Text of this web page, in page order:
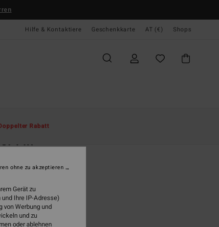
Hilfe & Kontaktiere Geschenkkarte AT (€) Shops
Rabatt
Fill
(9 Bewertungen)
RABATT EXTRA 25%
Gerät zu
Ihre IP-Adresse)
von Werbung und
und zu
oder ablehnen
ohne zu akzeptieren